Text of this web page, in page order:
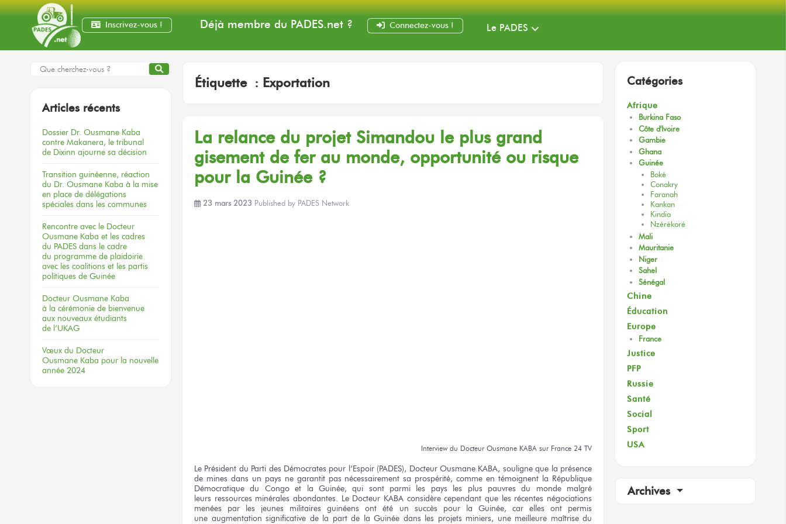
Inscrivez-vous ! Déjà membre du PADES.net? Connectez-vous ! Le PADES
Étiquette : Exportation
La relance du projetSimandou le plusgrand
gisement de fer au monde, opportunité ou risque
pour la Guinée ?
23 mars 2023 Published by PADES Network
Interview du Docteur Ousmane KABA sur France 24 TV
Le Président du Parti des Démocrates pour l’Espoir(PADES), DocteurOusmane KABA, souligneque la présence
de mines dans un pays ne garantitpas nécessairementsa prospérité, commeen témoignent la République
Démocratiquedu Congo et la Guinée, qui sontparmi les pays les plus pauvresdu mondemalgré
leurs ressources minérales abondantes. Le Docteur KABA considère cependantque les récentes négociations
menées par les jeunes militaires guinéensont été un succès pour la Guinée, car elles ont permis
une augmentation significative de la part de la Guinée dans les projets miniers, une meilleure maîtrise du
Articles récents
Dossier Dr. Ousmane Kaba
contre Makanera, le tribunal
de Dixinn ajourne sa décision
Transition guinéenne, réaction
du Dr. Ousmane Kaba à la mise
en place de délégations
spéciales dans les communes
Rencontre avec le Docteur
Ousmane Kaba et les cadres
du PADES dans le cadre
du programme de plaidoirie
avec les coalitions et les partis
politiques de Guinée
Docteur Ousmane Kaba
à la cérémonie de bienvenue
aux nouveaux étudiants
de l’UKAG
Vœux du Docteur
Ousmane Kaba pour la nouvelle
année 2024
Catégories
Afrique
Burkina Faso
Côte d'Ivoire
Gambie
Ghana
Guinée
Boké
Conakry
Faranah
Kankan
Kindia
Nzérékoré
Mali
Mauritanie
Niger
Sahel
Sénégal
Chine
Éducation
Europe
France
Justice
PFP
Russie
Santé
Social
Sport
USA
Archives